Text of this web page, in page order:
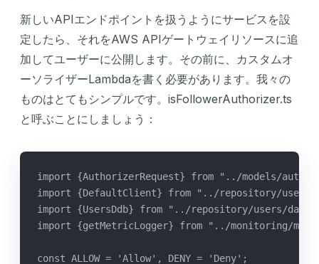
新しいAPIエンドポイントを扱うようにサービスを設
定したら、それをAWS APIゲートウェイリソースに追
加してユーザーに公開します。その前に、カスタムオ
ーソライザーLambdaを書く必要があります。我々の
ものはとてもシンプルです。isFollowerAuthorizer.ts
と呼ぶことにしましょう：
import {AuthorizerRequest} from "../models/
import {DefaultClient} from "../repository/users/
import {UsersDdb} from "../repository/users/
import {getMetricLogger} from "../monitoring/
const ALLOW = 'Allow', DENY = 'Deny';